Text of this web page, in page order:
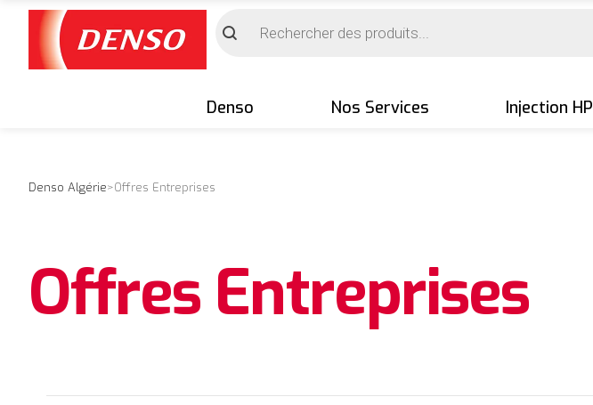
Denso Nos Services Injection HP
Denso Algérie>Offres Entreprises
Offres Entreprises